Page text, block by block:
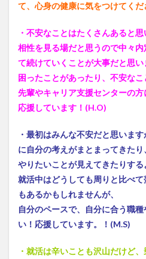
て、心身の健康に気をつけてく
・不安なことはたくさんあると
相性を見る場だと思うので中々
て続けていくことが大事だと思い
困ったことがあったり、不安な
先輩やキャリア支援センターの方
応援しています！(H.O)
・最初はみんな不安だと思いま
に自分の考えがまとまってきたり
やりたいことが見えてきたりする
就活中はどうしても周りと比べ
もあるかもしれませんが、
自分のペースで、自分に合う職
い！応援しています。！(M.S)
・就活は辛いことも沢山だけど